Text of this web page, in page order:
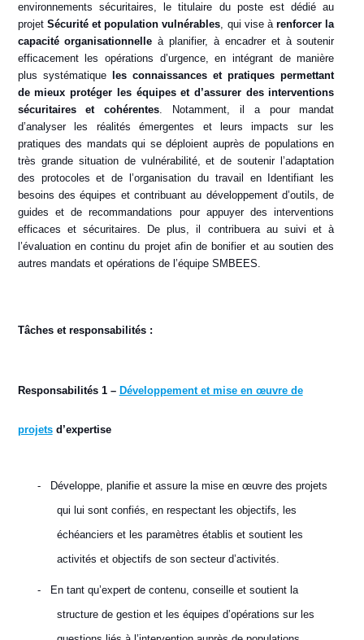
environnements sécuritaires, le titulaire du poste est dédié au
projet Sécurité et population vulnérables, qui vise àrenforcer la
capacité organisationnelle à planifier, à encadrer et à soutenir
efficacement les opérations d’urgence, en intégrant de manière
plus systématique
les connaissances et pratiques permettant
de mieux protéger les équipes et d’assurer des interventions
sécuritaires et cohérentes. Notamment, il a pour mandat
d’analyser les réalités émergentes et leurs impacts sur les
pratiques des mandats qui se déploient auprès de populations en
très grande situation de vulnérabilité, et de soutenir l’adaptation
des protocoles et de l’organisation du travail en Identifiant les
besoins des équipes et contribuant au développement d’outils, de
guides et de recommandations pour appuyer des interventions
efficaces et sécuritaires. De plus, il contribuera au suivi et à
l’évaluation en continu du projet afin de bonifier et au soutien des
autres mandats et opérations de l’équipe SMBEES.
Tâches et responsabilités :
Responsabilités 1 – Développement et mise en œuvre de
projets d’expertise
-
Développe, planifie et assure la mise en œuvre des projets
qui lui sont confiés, en respectant les objectifs, les
échéanciers et les paramètres établis et soutient les
activités et objectifs de son secteur d’activités.
-
En tant qu’expert de contenu, conseille et soutient la
structure de gestion et les équipes d’opérations sur les